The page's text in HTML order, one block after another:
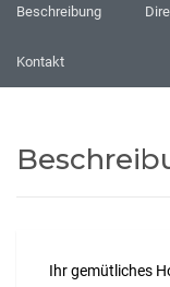
Beschreibung
Kontakt
Ihr gemütliches